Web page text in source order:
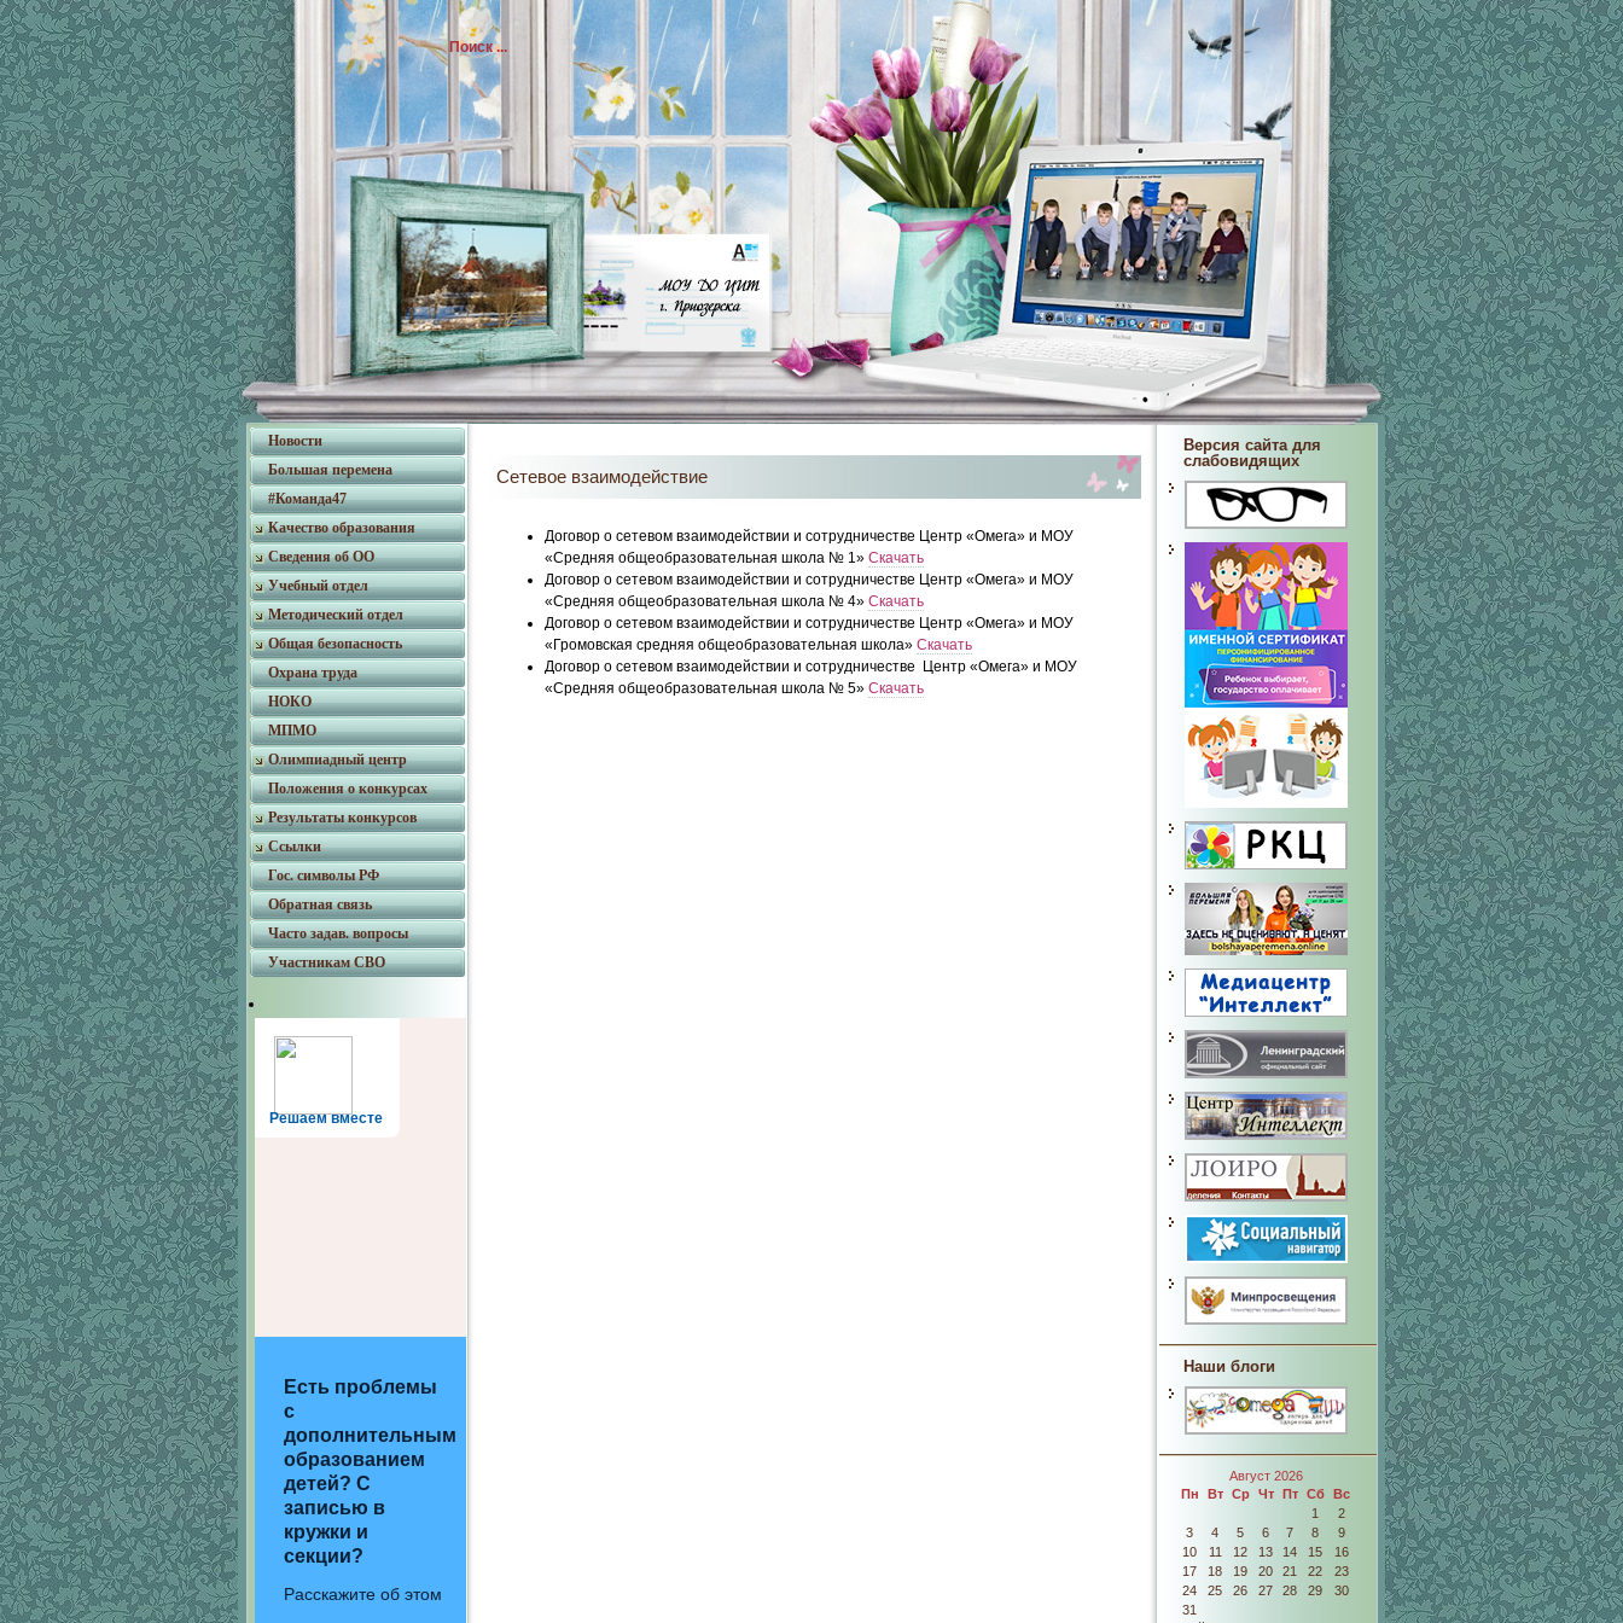
Сетевое взаимодействие
Договор о сетевом взаимодействии и сотрудничестве Центр «Омега» и МОУ
«Средняя общеобразовательная школа № 1» Скачать
Договор о сетевом взаимодействии и сотрудничестве Центр «Омега» и МОУ
«Средняя общеобразовательная школа № 4» Скачать
Договор о сетевом взаимодействии и сотрудничестве Центр «Омега» и МОУ
«Громовская средняя общеобразовательная школа» Скачать
Договор о сетевом взаимодействии и сотрудничестве Центр «Омега» и МОУ
«Средняя общеобразовательная школа № 5» Скачать
Новости
Большая перемена
#Команда47
Качество образования
Сведения об ОО
Учебный отдел
Методический отдел
Общая безопасность
Охрана труда
НОКО
МПМО
Олимпиадный центр
Положения о конкурсах
Результаты конкурсов
Ссылки
Гос. символы РФ
Обратная связь
Часто задав. вопросы
Участникам СВО
Решаем вместе
Есть проблемы
с
дополнительным
образованием
детей? С
записью в
кружки и
секции?
Расскажите об этом
Версия сайта для
слабовидящих
Наши блоги
Август 2026
Пн
Вт Ср Чт Пт Сб
Вс
1
2
3
4 5 6 7 8
9
10
11 12 13 14 15
16
17
18 19 20 21 22
23
24
25 26 27 28 29
30
31